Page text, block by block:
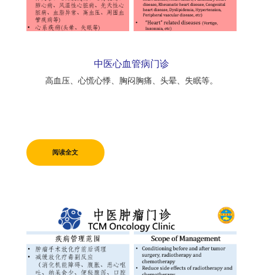
中医心血管病门诊
高血压、心慌心悸、胸闷胸痛、头晕、失眠等。
阅读全文